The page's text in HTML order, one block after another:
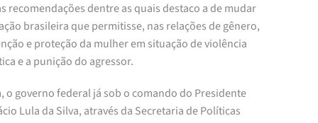
recomendações dentre as quais destaco a de mudar
brasileira que permitisse, nas relações de gênero,
e proteção da mulher em situação de violência
e a punição do agressor.
o governo federal já sob o comando do Presidente
Lula da Silva, através da Secretaria de Políticas